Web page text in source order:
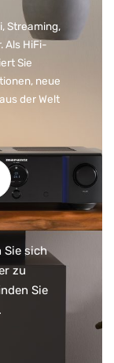
Streaming,
Als HiFi-
Sie
neue
der Welt
Sie sich
zu
Sie
.